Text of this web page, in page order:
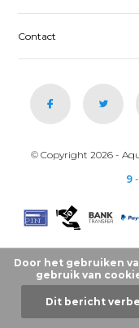
Contact
© Copyright 2026 -
9
Door het gebruiken
gebruik van
Dit bericht